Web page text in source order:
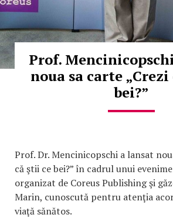
Prof.
noua sa carte
bei?”
Prof. Dr. Mencinicopschi a lansat
că ştii ce bei?” în cadrul unui
organizat de Coreus Publishing şi
Marin, cunoscută pentru atenţia
viaţă sănătos.